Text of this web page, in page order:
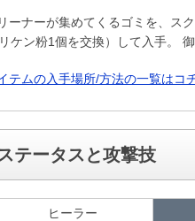
ーナーが集めてくるゴミを、ス
ケン粉1個を交換）して入手。
テムの入手場所/方法の一覧はコ
テータスと攻撃技
ヒーラー